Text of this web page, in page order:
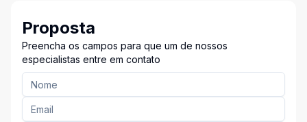
Proposta
Preencha os campos para que um de nossos
especialistas entre em contato